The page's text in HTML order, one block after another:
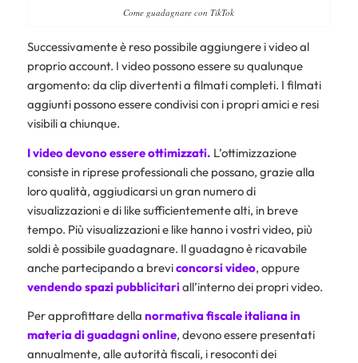
Come guadagnare con TikTok
Successivamente è reso possibile aggiungere i video al
proprio account. I video possono essere su qualunque
argomento: da clip divertenti a filmati completi. I filmati
aggiunti possono essere condivisi con i propri amici e resi
visibili a chiunque.
I video devono essere ottimizzati. L’ottimizzazione
consiste in riprese professionali che possano, grazie alla
loro qualità, aggiudicarsi un gran numero di
visualizzazioni e di like sufficientemente alti, in breve
tempo. Più visualizzazioni e like hanno i vostri video, più
soldi è possibile guadagnare. Il guadagno è ricavabile
anche partecipando a breviconcorsi video, oppure
vendendo spazi pubblicitariall’interno dei propri video.
Per approfittare della normativa fiscale italiana in
materia di guadagni online, devono essere presentati
annualmente, alle autorità fiscali, i resoconti dei